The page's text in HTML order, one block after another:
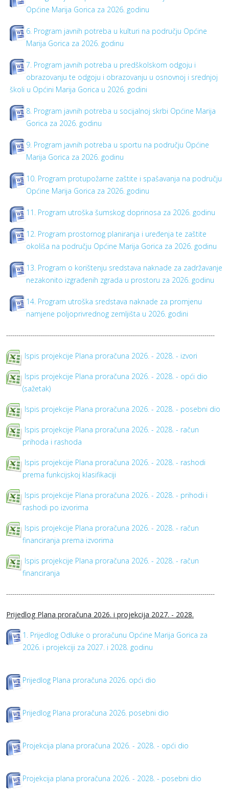
Općine Marija Gorica za 2026. godinu
6. Program javnih potreba u kulturi na području Općine
Marija Gorica za 2026. godinu
7. Program javnih potreba u predškolskom odgoju i
obrazovanju te odgoju i obrazovanju u osnovnoj i srednjoj
školi u Općini Marija Gorica u 2026. godini
8. Program javnih potreba u socijalnoj skrbi Općine Marija
Gorica za 2026. godinu
9. Program javnih potreba u sportu na području Općine
Marija Gorica za 2026. godinu
10. Program protupožarne zaštite i spašavanja na području
Općine Marija Gorica za 2026. godinu
11. Program utroška šumskog doprinosa za 2026. godinu
12. Program prostornog planiranja i uređenja te zaštite
okoliša na području Općine Marija Gorica za 2026. godinu
13. Program o korištenju sredstava naknade za zadržavanje
nezakonito izgrađenih zgrada u prostoru za 2026. godinu
14. Program utroška sredstava naknade za promjenu
namjene poljoprivrednog zemljišta u 2026. godini
------------------------------------------------------------------------------------------------------
Ispis projekcije Plana proračuna 2026. - 2028. - izvori
Ispis projekcije Plana proračuna 2026. - 2028. - opći dio
(sažetak)
Ispis projekcije Plana proračuna 2026. - 2028. - posebni dio
Ispis projekcije Plana proračuna 2026. - 2028. - račun
prihoda i rashoda
Ispis projekcije Plana proračuna 2026. - 2028. - rashodi
prema funkcijskoj klasifikaciji
Ispis projekcije Plana proračuna 2026. - 2028. - prihodi i
rashodi po izvorima
Ispis projekcije Plana proračuna 2026. - 2028. - račun
financiranja prema izvorima
Ispis projekcije Plana proračuna 2026. - 2028. - račun
financiranja
------------------------------------------------------------------------------------------------------
Prijedlog Plana proračuna 2026. i projekcija 2027. - 2028.
1. Prijedlog Odluke o proračunu Općine Marija Gorica za
2026. i projekciji za 2027. i 2028. godinu
Prijedlog Plana proračuna 2026. opći dio
Prijedlog Plana proračuna 2026. posebni dio
Projekcija plana proračuna 2026. - 2028. - opći dio
Projekcija plana proračuna 2026. - 2028. - posebni dio